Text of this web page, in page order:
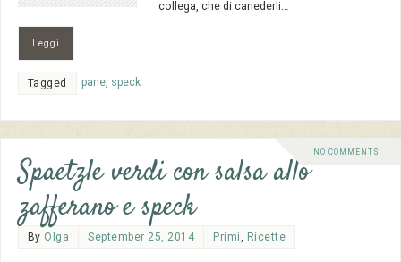
collega, che di canederli…
Leggi
Tagged pane, speck
NO COMMENTS
Spaetzle verdi con salsa allo
zafferano e speck
By Olga September 25, 2014 Primi, Ricette